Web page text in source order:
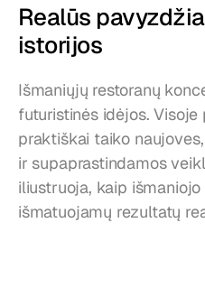
Realūs
istorijos
Išmaniųjų restoranų
futuristinės idėjos.
praktiškai taiko
ir supaprastindamos
iliustruoja, kaip
išmatuojamų rezultatų